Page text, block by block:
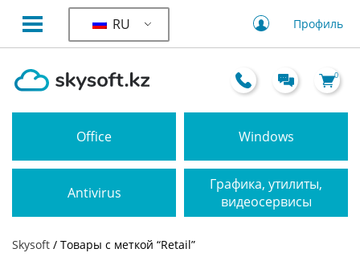
RU Профиль
0
Office Windows
Antivirus
Графика, утилиты,
видеосервисы
Skysoft / Товары с меткой “Retail”